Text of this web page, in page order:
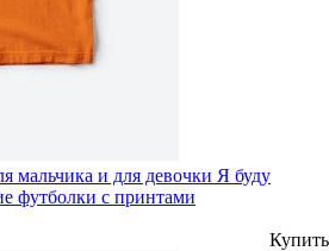
мальчика и для девочки Я буду
футболки с принтами
Купить